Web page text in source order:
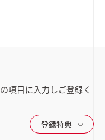
項目に入力しご登録く
登録特典